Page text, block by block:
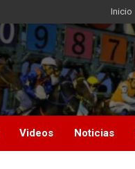
Inicio
Videos Noticias